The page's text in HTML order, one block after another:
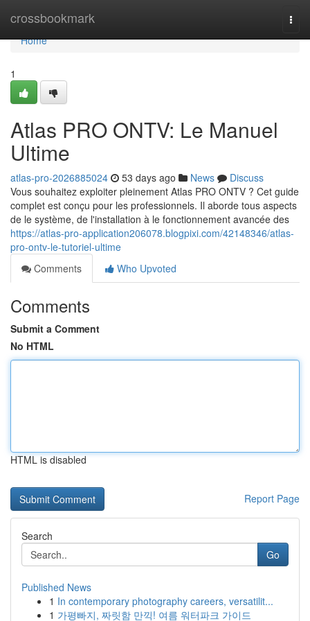
crossbookmark
Home
Home
1
Atlas PRO ONTV: Le Manuel
Ultime
atlas-pro-2026885024 53 days ago News
Discuss
Vous souhaitez exploiter pleinement Atlas PRO ONTV ? Cet guide
complet est conçu pour les professionnels. Il aborde tous aspects
de le système, de l'installation à le fonctionnement avancée des
https://atlas-pro-application206078.blogpixi.com/42148346/atlas-
pro-ontv-le-tutoriel-ultime
Comments
Who Upvoted
Comments
Submit a Comment
No HTML
HTML is disabled
Report Page
Search
Go
Published News
1 In contemporary photography careers, versatilit...
1 가평빠지, 짜릿함 만끽! 여름 워터파크 가이드